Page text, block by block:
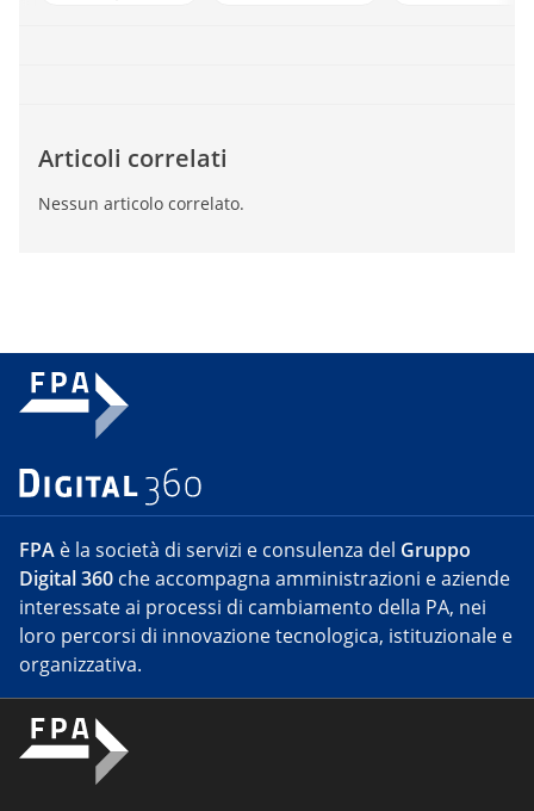
Articoli correlati
Nessun articolo correlato.
FPA è la società di servizi e consulenza del Gruppo
Digital 360 che accompagna amministrazioni e aziende
interessate ai processi di cambiamento della PA, nei
loro percorsi di innovazione tecnologica, istituzionale e
organizzativa.